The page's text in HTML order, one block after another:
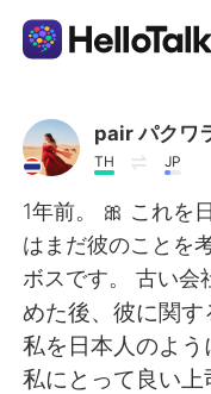
Aplicativo de
AI Grammar
Português
English
pair パクワ
TH JP
1年前。 🎀 これを
はまだ彼のことを
ボスです。 古い会
めた後、彼に関
私を日本人のよ
私にとって良い上